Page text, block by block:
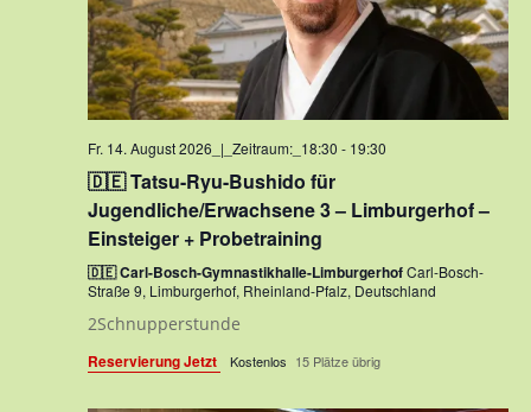
Fr. 14. August 2026_|_Zeitraum:_18:30 - 19:30
🇩🇪 Tatsu-Ryu-Bushido für
Jugendliche/Erwachsene 3 – Limburgerhof –
Einsteiger + Probetraining
🇩🇪 Carl-Bosch-Gymnastikhalle-LimburgerhofCarl-Bosch-
Straße 9, Limburgerhof, Rheinland-Pfalz, Deutschland
2Schnupperstunde
Reservierung Jetzt Kostenlos 15 Plätze übrig